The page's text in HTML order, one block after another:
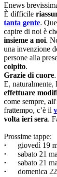
Enews
È difficile
tanta gente.
capire di noi è
insieme a noi.
una invenzione
persone alla
colpito.
Grazie di cuore.
E,
effettuare
come sempre,
frattempo, c’è il
volta ieri sera.
Prossime tappe:
·
giovedì 19
·
sabato 21
·
sabato 21
·
domenica 22